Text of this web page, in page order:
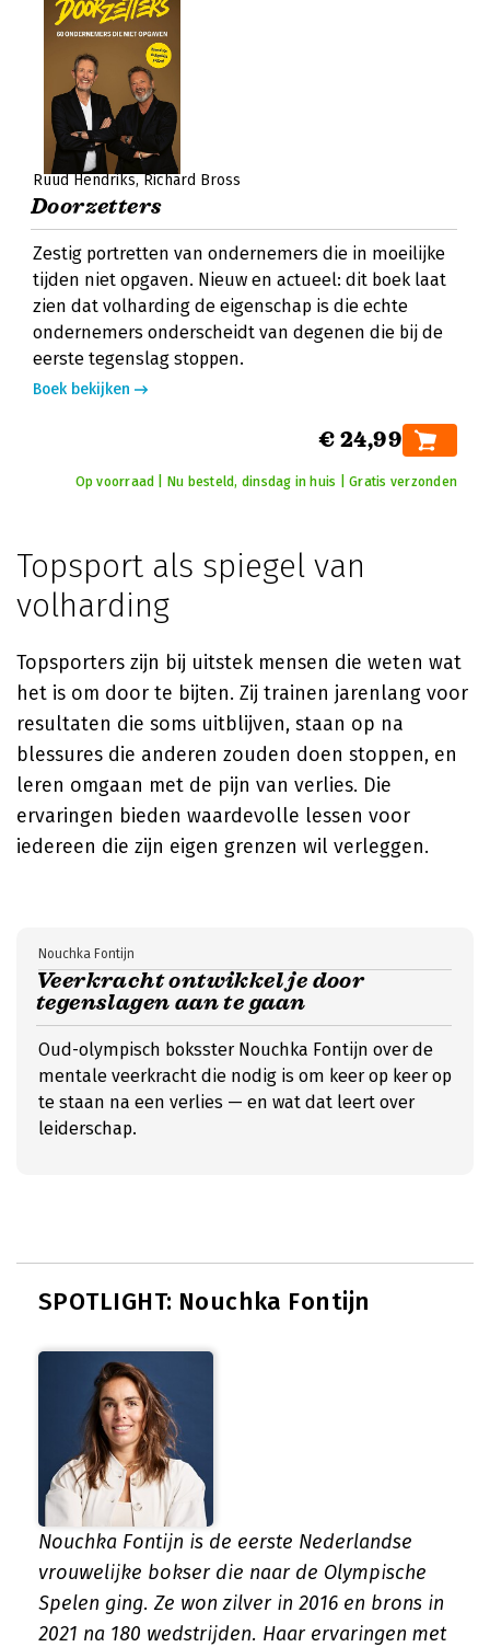
Ruud Hendriks Richard Bross
Doorzetters
Zestig portretten van ondernemers die in moeilijke
tijden niet opgaven. Nieuw en actueel: dit boek laat
zien dat volharding de eigenschap is die echte
ondernemers onderscheidt van degenen die bij de
eerste tegenslag stoppen.
Boek bekijken
€ 24,99
Op voorraad | Nu besteld, dinsdag in huis | Gratis verzonden
Topsport als spiegel van
volharding
Topsporters zijn bij uitstek mensen die weten wat
het is om door te bijten. Zij trainen jarenlang voor
resultaten die soms uitblijven, staan op na
blessures die anderen zouden doen stoppen, en
leren omgaan met de pijn van verlies. Die
ervaringen bieden waardevolle lessen voor
iedereen die zijn eigen grenzen wil verleggen.
Veerkracht ontwikkel je door
tegenslagen aan te gaan
Nouchka Fontijn
Oud-olympisch boksster Nouchka Fontijn over de
mentale veerkracht die nodig is om keer op keer op
te staan na een verlies — en wat dat leert over
leiderschap.
SPOTLIGHT: Nouchka Fontijn
Nouchka Fontijn is de eerste Nederlandse
vrouwelijke bokser die naar de Olympische
Spelen ging. Ze won zilver in 2016 en brons in
2021 na 180 wedstrijden. Haar ervaringen met